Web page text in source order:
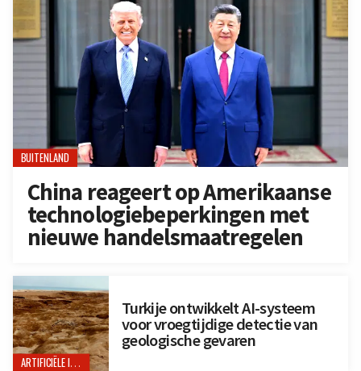
BUITENLAND
China reageert op Amerikaanse
technologiebeperkingen met
nieuwe handelsmaatregelen
ARTIFICIËLE INTELLIGENTIE
Turkije ontwikkelt AI-systeem
voor vroegtijdige detectie van
geologische gevaren